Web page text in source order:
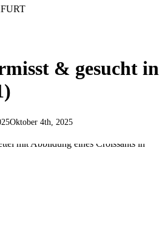
& gesucht in
Oktober 4th, 2025